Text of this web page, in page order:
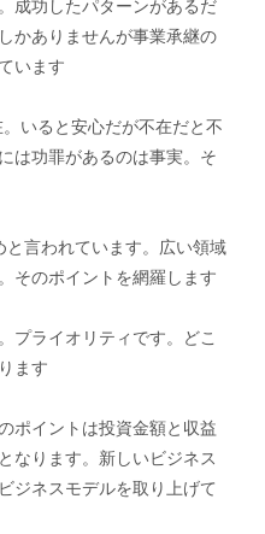
成功したパターンがあるだ
かありませんが事業承継の
います
いると安心だが不在だと不
は功罪があるのは事実。そ
言われています。広い領域
そのポイントを網羅します
プライオリティです。どこ
ます
ポイントは投資金額と収益
なります。新しいビジネス
ジネスモデルを取り上げて